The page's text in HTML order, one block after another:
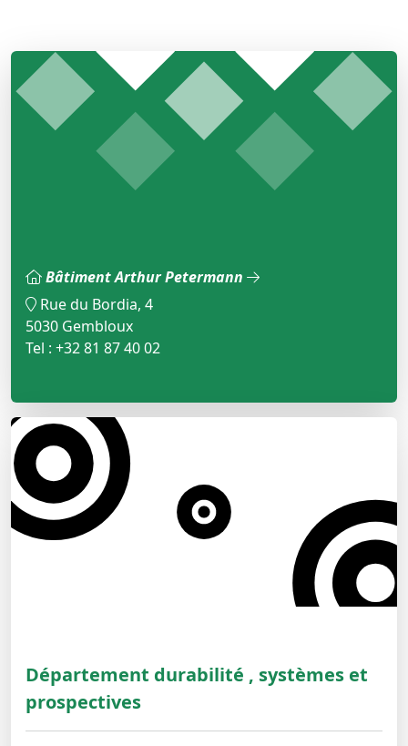
Bâtiment Arthur Petermann
Rue du Bordia, 4
5030 Gembloux
Tel : +32 81 87 40 02
Département durabilité , systèmes et
prospectives